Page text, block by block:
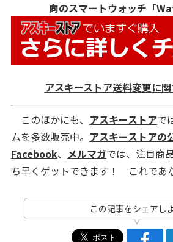
向のスマートウォッチ「
アスキーストア送料変更に
このほかにも、 アスキーストアで
ムを多数販売中。 アスキーストア
Facebook、 メルマガでは、注目商
ち早くゲットできます！ これであ
この記事をシェアし